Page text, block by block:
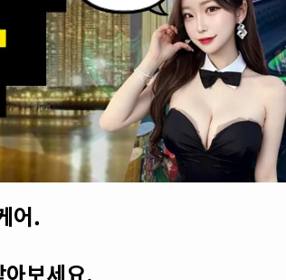
어.
보세요.